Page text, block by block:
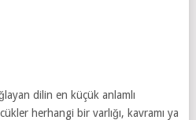
dilin en küçük anlamlı
herhangi bir varlığı, kavramı ya